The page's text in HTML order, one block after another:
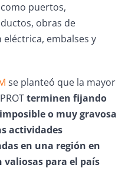
puertos,
obras de
embalses y
se planteó que la mayor
terminen fijando
o muy gravosa
actividades
en una región en
para el país